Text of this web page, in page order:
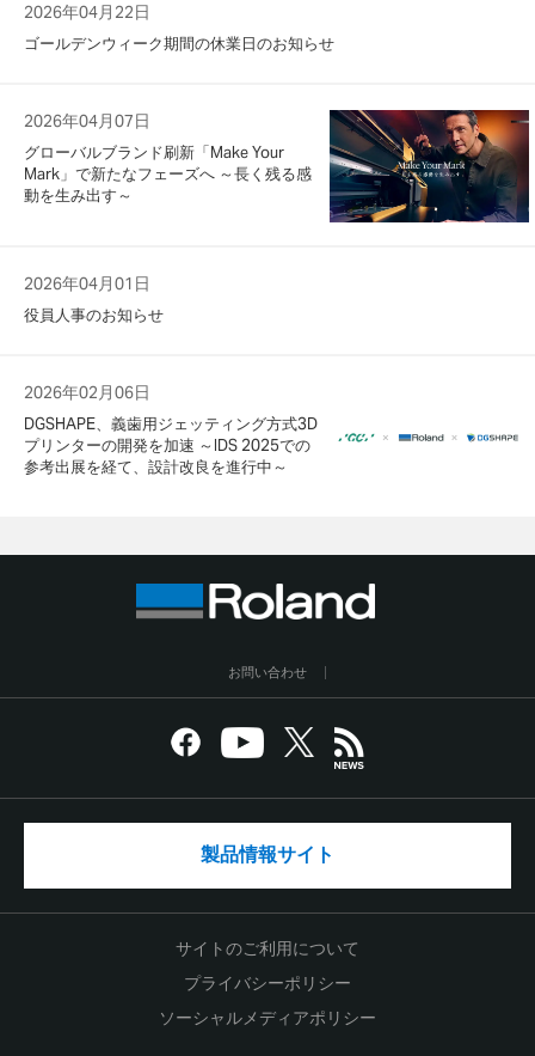
2026年04月22日
ゴールデンウィーク期間の休業日のお知らせ
2026年04月07日
グローバルブランド刷新「Make Your
Mark」で新たなフェーズへ ～長く残る感
動を生み出す～
2026年04月01日
役員人事のお知らせ
2026年02月06日
DGSHAPE、義歯用ジェッティング方式3D
プリンターの開発を加速 ～IDS 2025での
参考出展を経て、設計改良を進行中～
お問い合わせ
製品情報サイト
サイトのご利用について
プライバシーポリシー
ソーシャルメディアポリシー